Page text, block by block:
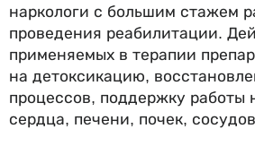
наркологи с большим стажем
проведения реабилитации.
применяемых в терапии
на детоксикацию,
процессов, поддержку работы
сердца, печени, почек,